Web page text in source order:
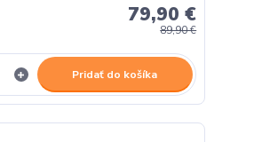
89,90 €
79,90 €
Pridať do košíka